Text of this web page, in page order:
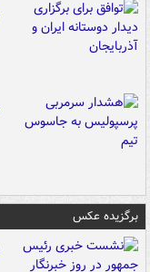
برگزیده عکس